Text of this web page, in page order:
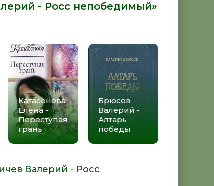
- Росс непобедимый»
Катасонова
Елена -
Переступая
грань
Брюсов
Валерий -
Алтарь
победы
Валерий - Росс